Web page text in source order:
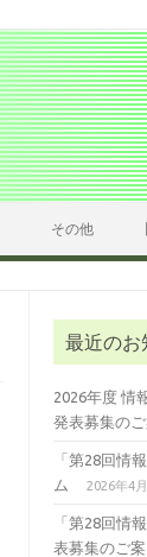
その他
最近のお
2026年度 情
発表募集の
「第28回情
ム
2026年4
「第28回情
表募集のご